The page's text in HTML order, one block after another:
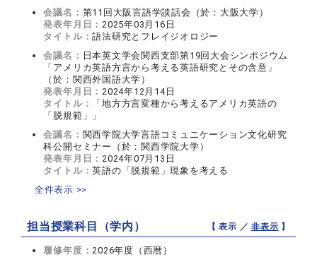
会議名： 第11回大阪言語学談話会（於：大阪大学）
発表年月日：2025年03月16日
タイトル：語法研究とフレイジオロジー
会議名： 日本英文学会関西支部第19回大会シンポジウム
「アメリカ英語方言から考える英語研究とその含意」
（於：関西外国語大学）
発表年月日：2024年12月14日
タイトル：
「地方方言変種から考えるアメリカ英語の
「脱規範」」
会議名： 関西学院大学言語コミュニケーション文化研究
科公開セミナー（於：関西学院大学）
発表年月日：2024年07月13日
タイトル：英語の「脱規範」現象を考える
全件表示 >>
担当授業科目（学内） 【 表示 ／非表示 】
履修年度：2026年度（西暦）